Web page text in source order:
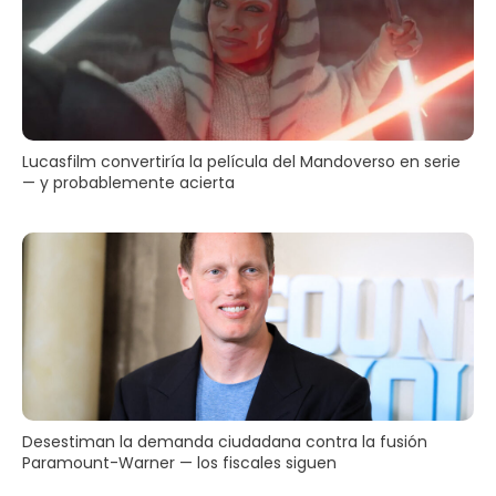
Lucasfilm convertiría la película del Mandoverso en serie
— y probablemente acierta
Desestiman la demanda ciudadana contra la fusión
Paramount-Warner — los fiscales siguen